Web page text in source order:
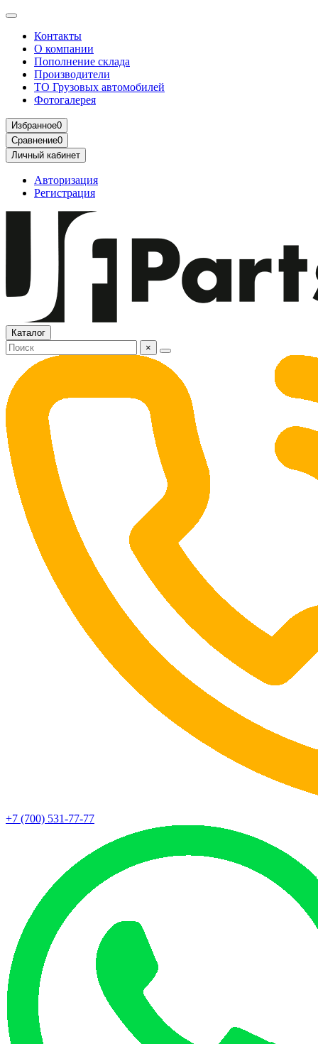
Контакты
О компании
Пополнение склада
Производители
ТО Грузовых автомобилей
Фотогалерея
Избранное0
Сравнение0
Личный кабинет
Авторизация
Регистрация
Каталог
×
+7 (700) 531-77-77